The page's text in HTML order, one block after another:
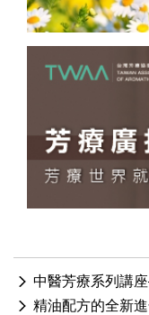
中醫芳療系列講
精油配方的全新